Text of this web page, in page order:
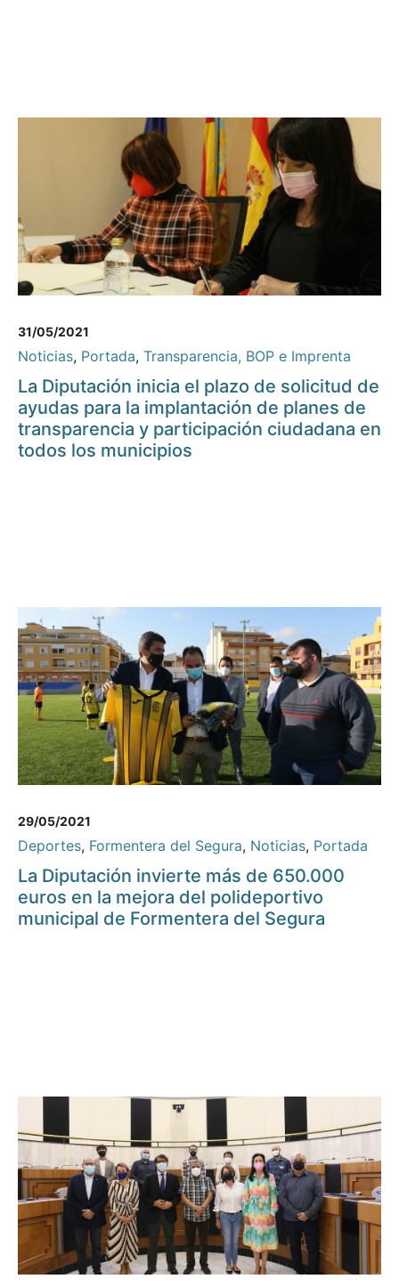
31/05/2021
Noticias, Portada, Transparencia, BOP e Imprenta
La Diputación inicia el plazo de solicitud de
ayudas para la implantación de planes de
transparencia y participación ciudadana en
todos los municipios
29/05/2021
Deportes, Formentera del Segura, Noticias, Portada
La Diputación invierte más de 650.000
euros en la mejora del polideportivo
municipal de Formentera del Segura